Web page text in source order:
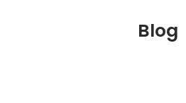
Blog